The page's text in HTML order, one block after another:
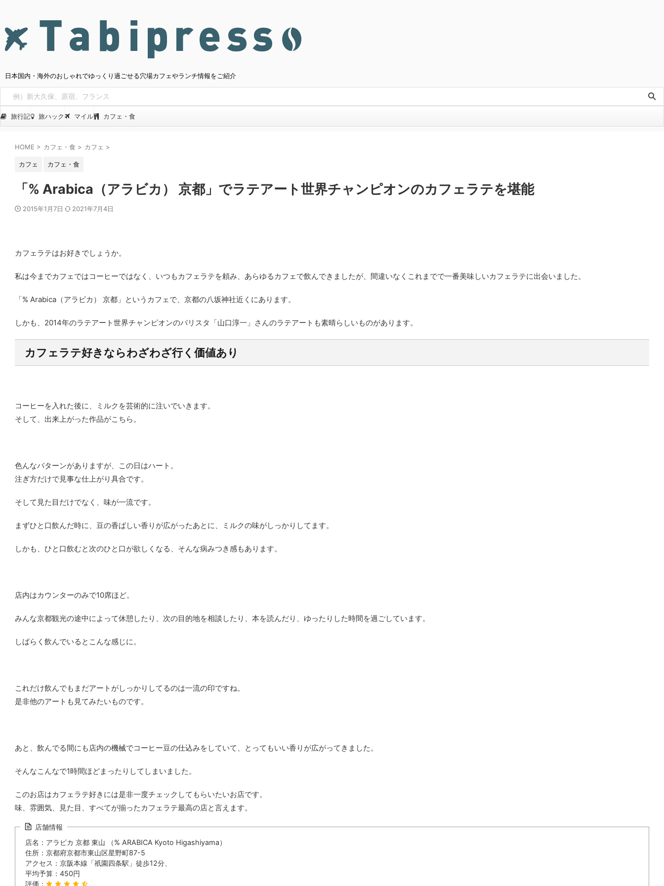
日本国内・海外のおしゃれでゆっくり過ごせる穴場カフェやランチ情報をご紹介
旅行記 旅ハック マイル カフェ・食
HOME > カフェ・食 > カフェ >
カフェ カフェ・食
「% Arabica（アラビカ） 京都」でラテアート世界チャンピオンのカフェラテを堪能
2015年1月7日 2021年7月4日
カフェラテはお好きでしょうか。
私は今までカフェではコーヒーではなく、いつもカフェラテを頼み、あらゆるカフェで飲んできましたが、間違いなくこれまでで一番美味しいカフェラテに出会いました。
「% Arabica（アラビカ） 京都」というカフェで、京都の八坂神社近くにあります。
しかも、2014年のラテアート世界チャンピオンのバリスタ「山口淳一」さんのラテアートも素晴らしいものがあります。
カフェラテ好きならわざわざ行く価値あり
コーヒーを入れた後に、ミルクを芸術的に注いでいきます。
そして、出来上がった作品がこちら。
色んなパターンがありますが、この日はハート。
注ぎ方だけで見事な仕上がり具合です。
そして見た目だけでなく、味が一流です。
まずひと口飲んだ時に、豆の香ばしい香りが広がったあとに、ミルクの味がしっかりしてます。
しかも、ひと口飲むと次のひと口が欲しくなる、そんな病みつき感もあります。
店内はカウンターのみで10席ほど。
みんな京都観光の途中によって休憩したり、次の目的地を相談したり、本を読んだり、ゆったりした時間を過ごしています。
しばらく飲んでいるとこんな感じに。
これだけ飲んでもまだアートがしっかりしてるのは一流の印ですね。
是非他のアートも見てみたいものです。
あと、飲んでる間にも店内の機械でコーヒー豆の仕込みをしていて、とってもいい香りが広がってきました。
そんなこんなで1時間ほどまったりしてしまいました。
このお店はカフェラテ好きには是非一度チェックしてもらいたいお店です。
味、雰囲気、見た目、すべてが揃ったカフェラテ最高の店と言えます。
店舗情報
店名：アラビカ 京都 東山 （% ARABICA Kyoto Higashiyama）
住所：京都府京都市東山区星野町87-5
アクセス：京阪本線「祇園四条駅」徒歩12分、
平均予算：450円
評価：